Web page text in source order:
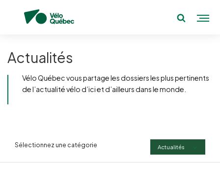
Actualités
Vélo Québec vous partage les dossiers les plus pertinents
de l’actualité vélo d’ici et d’ailleurs dans le monde.
Sélectionnez une catégorie Actualités